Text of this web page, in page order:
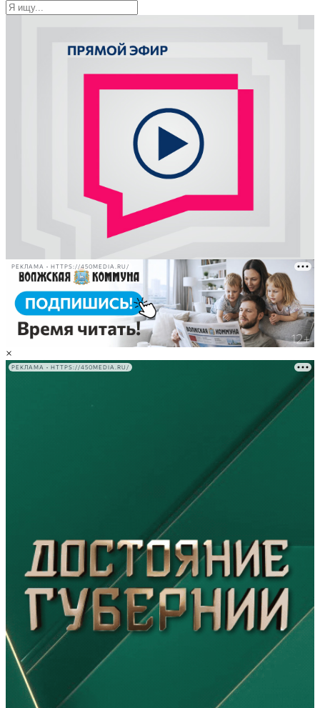
РЕКЛАМА • HTTPS://450MEDIA.RU/
×
РЕКЛАМА • HTTPS://450MEDIA.RU/